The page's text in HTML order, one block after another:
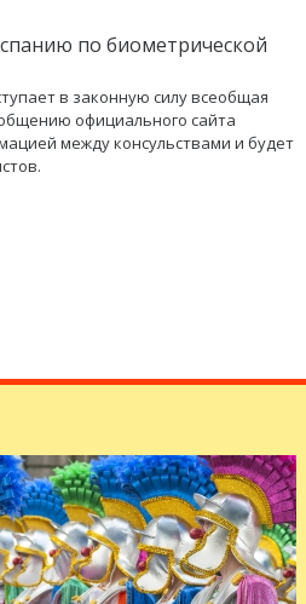
по биометрической
в законную силу всеобщая
официального сайта
между консульствами и будет